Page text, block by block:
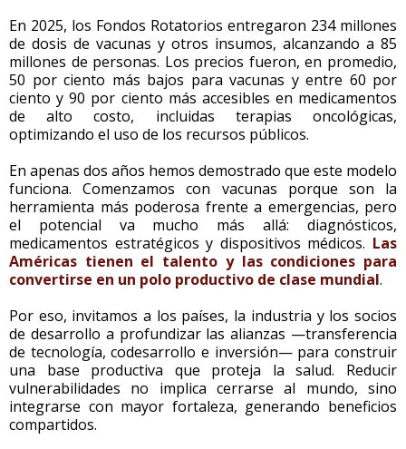
En 2025, los Fondos Rotatorios entregaron 234 millones
de dosis de vacunas y otros insumos, alcanzando a 85
millones de personas. Los precios fueron, en promedio,
50 por ciento más bajos para vacunas y entre 60 por
ciento y 90 por ciento más accesibles en medicamentos
de alto costo, incluidas terapias oncológicas,
optimizando el uso de los recursos públicos.
En apenas dos años hemos demostrado que este modelo
funciona. Comenzamos con vacunas porque son la
herramienta más poderosa frente a emergencias, pero
el potencial va mucho más allá: diagnósticos,
medicamentos estratégicos y dispositivos médicos. Las
Américas tienen el talento y las condiciones para
convertirse en un polo productivo de clase mundial.
Por eso, invitamos a los países, la industria y los socios
de desarrollo a profundizar las alianzas —transferencia
de tecnología, codesarrollo e inversión— para construir
una base productiva que proteja la salud. Reducir
vulnerabilidades no implica cerrarse al mundo, sino
integrarse con mayor fortaleza, generando beneficios
compartidos.